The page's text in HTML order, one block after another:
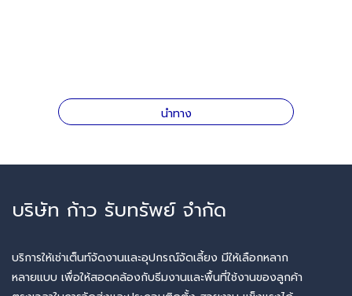
นำทาง
บริษัท ก้าว รับทรัพย์ จำกัด
บริการให้เช่าเต็นท์จัดงานและอุปกรณ์จัดเลี้ยง มีให้เลือกหลาก
หลายแบบ เพื่อให้สอดคล้องกับธีมงานและพื้นที่ใช้งานของลูกค้า